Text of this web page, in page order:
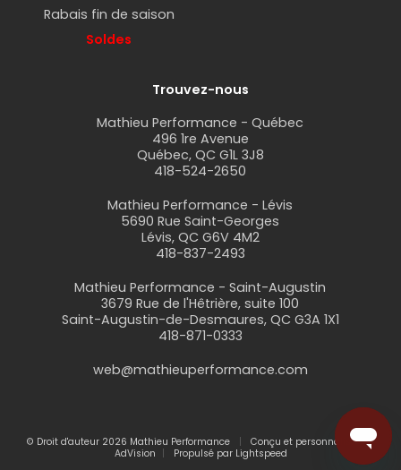
Rabais fin de saison
Soldes
Trouvez-nous
Mathieu Performance - Québec
496 1re Avenue
Québec, QC G1L 3J8
418-524-2650
Mathieu Performance - Lévis
5690 Rue Saint-Georges
Lévis, QC G6V 4M2
418-837-2493
Mathieu Performance - Saint-Augustin
3679 Rue de l'Hêtrière, suite 100
Saint-Augustin-de-Desmaures, QC G3A 1X1
418-871-0333
web@mathieuperformance.com
© Droit d'auteur 2026 Mathieu Performance
Conçu et personnalisé par
AdVision
Propulsé par Lightspeed